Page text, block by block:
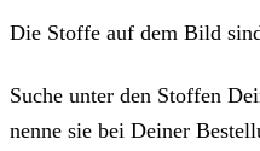
Die Stoffe auf dem Bild
Suche unter den Stoffen
nenne sie bei Deiner